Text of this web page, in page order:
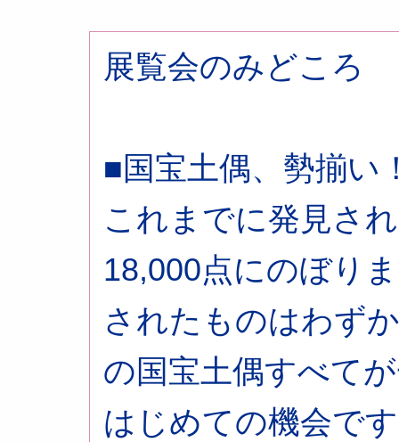
展覧会のみどころ
■国宝土偶、勢揃い
これまでに発見さ
18,000点にのぼり
されたものはわず
の国宝土偶すべて
はじめての機会で